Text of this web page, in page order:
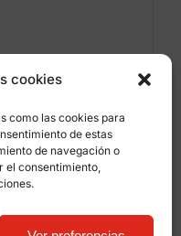
cookies
como las cookies para
de estas
de navegación o
el consentimiento,